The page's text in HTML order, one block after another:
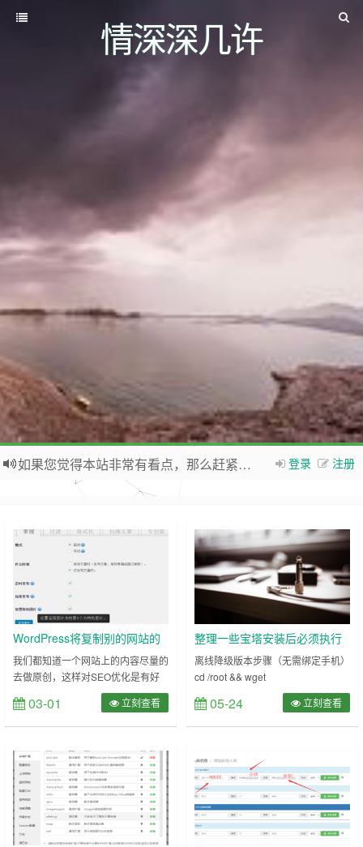
情深深几许
登录 注册
WordPress将复制别的网站的
文章里的图片自动保存到自己
的服务器
我们都知道一个网站上的内容尽量的
去做原创，这样对SEO优化是有好
处的，但是有时我们没有太多精力原
创或者由于其他原因，需要从其他的
网站上复制内容然后发布到我们的
了一个问题，复制过来的内容包括图
片是都可以正常显示，但是如果在前
端审查元素查看图片信息的话，会发
现图片只是使用了原网站的链接，这
样以方便挺坑别人的网站的，因为那
要……
03-01 立刻查看
整理一些宝塔安装后必须执行
的命令
离线降级版本步骤（无需绑定手机）
cd /root && wget
http://download.bt.cn/install/update/
7.4.5.zip unzip LinuxPanel-
7.4.5.zip cd panel bash update.sh
05-24 立刻查看